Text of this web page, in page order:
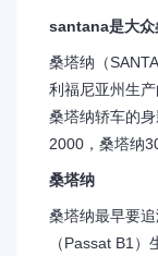
santana是大众
桑塔纳（
利福尼亚州生
桑塔纳轿车的
2000，桑塔纳
桑塔纳
桑塔纳最早要
（Passat B1